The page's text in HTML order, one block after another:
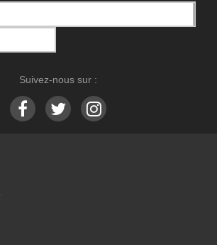
Suivez-nous sur :